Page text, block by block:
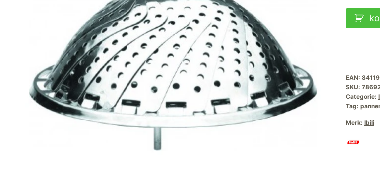
RVS
EAN:
SKU:
Categorie:
Tag:
Merk: Ibili